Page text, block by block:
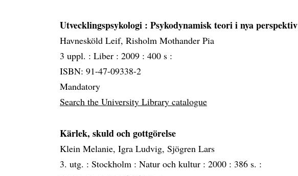
Utvecklingspsykologi : Psykodynamisk teori i nya perspektiv
Havnesköld Leif, Risholm Mothander Pia
3 uppl. : Liber : 2009 : 400 s :
ISBN: 91-47-09338-2
Mandatory
Search the University Library catalogue
Kärlek, skuld och gottgörelse
Klein Melanie, Igra Ludvig, Sjögren Lars
3. utg. : Stockholm : Natur och kultur : 2000 : 386 s. :